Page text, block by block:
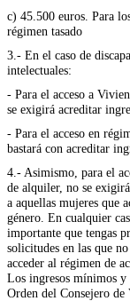
c) 45.500 euros. Para
régimen tasado
3.- En el caso de
intelectuales:
- Para el acceso a
se exigirá acreditar
- Para el acceso en
bastará con acreditar
4.- Asimismo, para el
de alquiler, no se
a aquellas mujeres que
género. En cualquier
importante que tengas
solicitudes en las que
acceder al régimen de
Los ingresos mínimos y
Orden del Consejero de